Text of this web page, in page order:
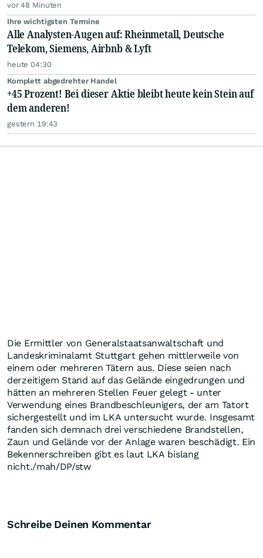
vor 48 Minuten
Ihre wichtigsten Termine
Alle Analysten-Augen auf: Rheinmetall, Deutsche
Telekom, Siemens, Airbnb & Lyft
heute 04:30
Komplett abgedrehter Handel
+45 Prozent! Bei dieser Aktie bleibt heute kein Stein auf
dem anderen!
gestern 19:43
Die Ermittler von Generalstaatsanwaltschaft und
Landeskriminalamt Stuttgart gehen mittlerweile von
einem oder mehreren Tätern aus. Diese seien nach
derzeitigem Stand auf das Gelände eingedrungen und
hätten an mehreren Stellen Feuer gelegt - unter
Verwendung eines Brandbeschleunigers, der am Tatort
sichergestellt und im LKA untersucht wurde. Insgesamt
fanden sich demnach drei verschiedene Brandstellen,
Zaun und Gelände vor der Anlage waren beschädigt. Ein
Bekennerschreiben gibt es laut LKA bislang
nicht./mah/DP/stw
Schreibe Deinen Kommentar